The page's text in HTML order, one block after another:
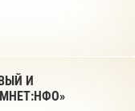
И